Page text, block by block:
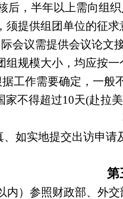
后，半年以上需向组
须提供组团单位的征
会议需提供会议论文
组规模大小，均应按
工作需要确定，一
家不得超过10天(赴拉
如实地提交出访申
第
内）参照财政部、外